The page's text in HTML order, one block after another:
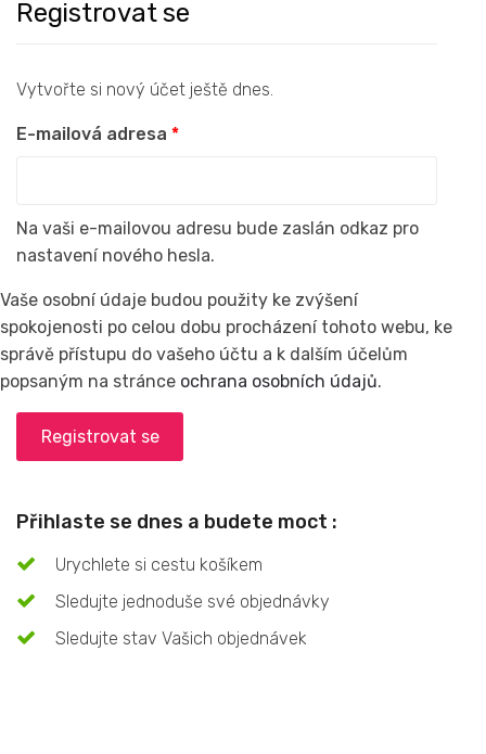
Registrovat se
Vytvořte si nový účet ještě dnes.
E-mailová adresa *
Na vaši e-mailovou adresu bude zaslán odkaz pro
nastavení nového hesla.
Vaše osobní údaje budou použity ke zvýšení
spokojenosti po celou dobu procházení tohoto webu, ke
správě přístupu do vašeho účtu a k dalším účelům
popsaným na stránce ochrana osobních údajů.
Registrovat se
Přihlaste se dnes a budete moct :
Urychlete si cestu košíkem
Sledujte jednoduše své objednávky
Sledujte stav Vašich objednávek